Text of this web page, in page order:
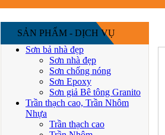
SẢN PHẨM - DỊCH VỤ
Sơn bả nhà đẹp
Sơn nhà đẹp
Sơn chống nóng
Sơn Epoxy
Sơn giả Bê tông Granito
Trần thạch cao, Trần Nhôm
Nhựa
Trần thạch cao